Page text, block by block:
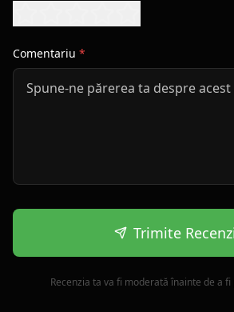
Comentariu *
Trimite
Recenzia ta va fi moderată înainte de a